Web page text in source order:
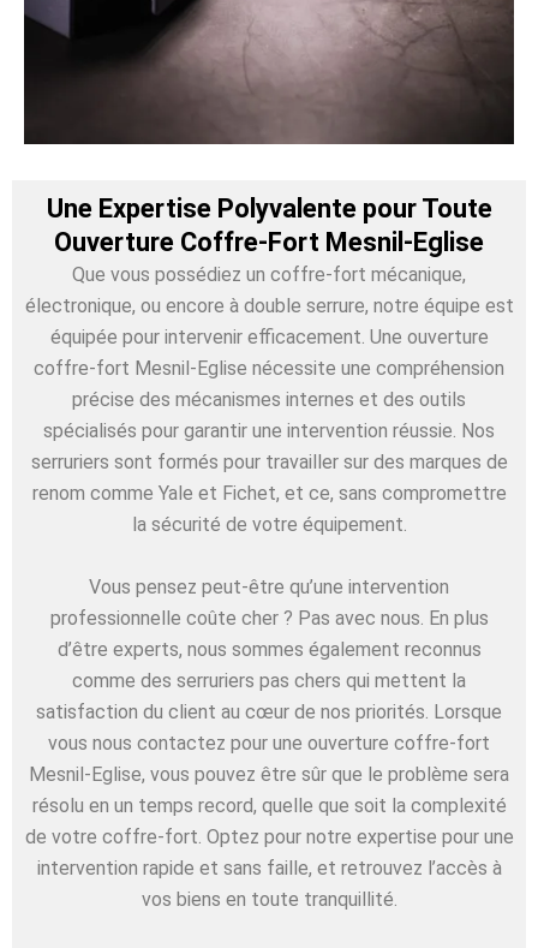
Une Expertise Polyvalente pour Toute
Ouverture Coffre-Fort Mesnil-Eglise
Que vous possédiez un coffre-fort mécanique,
électronique, ou encore à double serrure, notre équipe est
équipée pour intervenir efficacement. Une ouverture
coffre-fort Mesnil-Eglise nécessite une compréhension
précise des mécanismes internes et des outils
spécialisés pour garantir une intervention réussie. Nos
serruriers sont formés pour travailler sur des marques de
renom comme Yale et Fichet, et ce, sans compromettre
la sécurité de votre équipement.
Vous pensez peut-être qu’une intervention
professionnelle coûte cher ? Pas avec nous. En plus
d’être experts, nous sommes également reconnus
comme des serruriers pas chers qui mettent la
satisfaction du client au cœur de nos priorités. Lorsque
vous nous contactez pour une ouverture coffre-fort
Mesnil-Eglise, vous pouvez être sûr que le problème sera
résolu en un temps record, quelle que soit la complexité
de votre coffre-fort. Optez pour notre expertise pour une
intervention rapide et sans faille, et retrouvez l’accès à
vos biens en toute tranquillité.